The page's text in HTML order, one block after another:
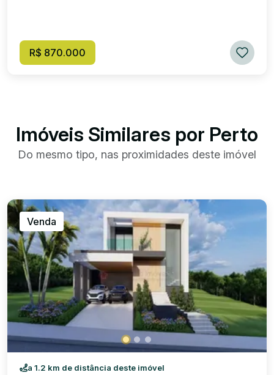
R$ 870.000
Imóveis Similares por Perto
Do mesmo tipo, nas proximidades deste imóvel
Venda
a 1.2 km de distância deste imóvel